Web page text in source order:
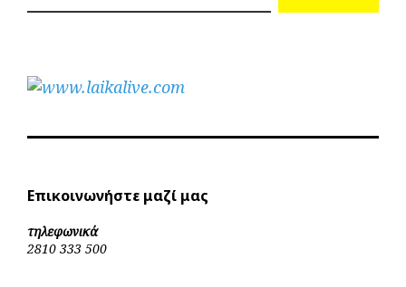
Επικοινωνήστε μαζί μας
τηλεφωνικά
2810 333 500